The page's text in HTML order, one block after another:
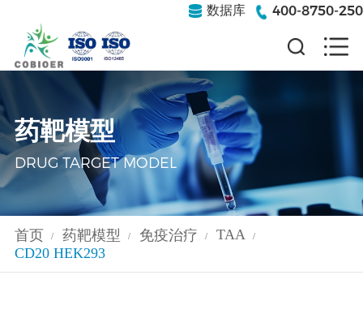
数据库 400-8750-250
药靶模型
DRUG TARGET MODEL
首页 / 药靶模型 / 免疫治疗 / TAA /
CD20 HEK293